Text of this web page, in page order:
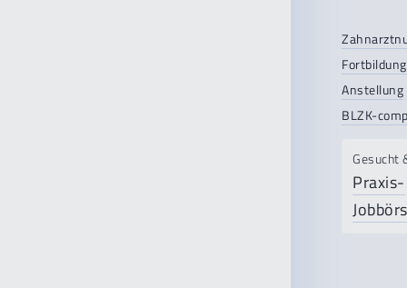
Fortbildung
Anstellung
BLZK-
Gesucht
Praxis-